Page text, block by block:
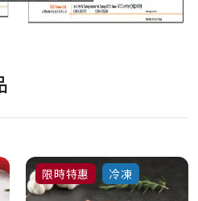
限時特惠 冷凍